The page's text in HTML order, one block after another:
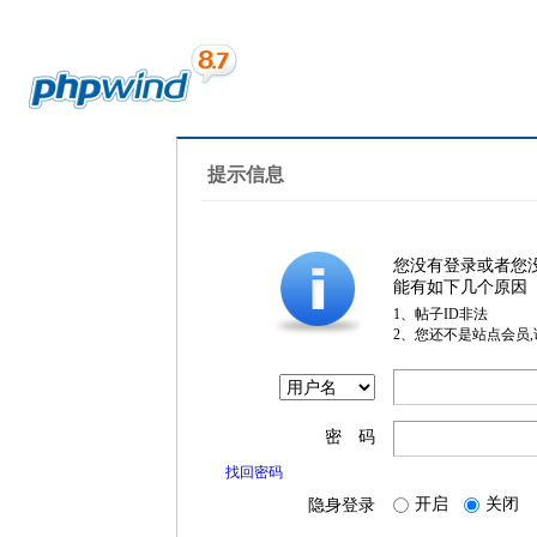
提示信息
您没有登录或者您
能有如下几个原因
1、帖子ID非法
2、您还不是站点会员
密 码
找回密码
隐身登录 开启 关闭